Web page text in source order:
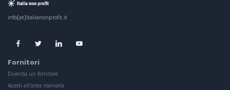
info[at]italianonprofit.it
Fornitori
Diventa un fornitore
Accedi all'area riservata